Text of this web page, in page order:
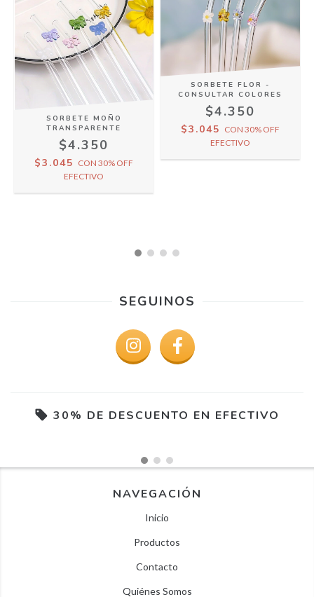
SORBETE MOÑO
TRANSPARENTE
$4.350
$3.045 CON 30% OFF
EFECTIVO
SORBETE FLOR -
CONSULTAR COLORES
$4.350
$3.045 CON 30% OFF
EFECTIVO
SEGUINOS
30% DE DESCUENTO EN EFECTIVO
NAVEGACIÓN
Inicio
Productos
Contacto
Quiénes Somos